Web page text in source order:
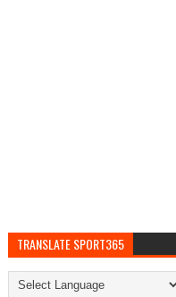
TRANSLATE SPORT365